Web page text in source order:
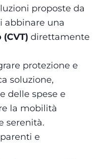
proposte da
abbinare una
direttamente
protezione e
soluzione,
delle spese e
la mobilità
serenità.
e